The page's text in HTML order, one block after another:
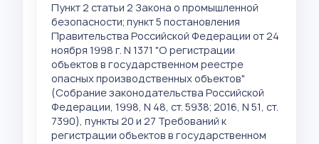
Пункт 2 статьи 2 Закона о промышленной
безопасности; пункт 5 постановления
Правительства Российской Федерации от 24
ноября 1998 г. N 1371 "О регистрации
объектов в государственном реестре
опасных производственных объектов"
(Собрание законодательства Российской
Федерации, 1998, N 48, ст. 5938; 2016, N 51, ст.
7390), пункты 20 и 27 Требований к
регистрации объектов в государственном